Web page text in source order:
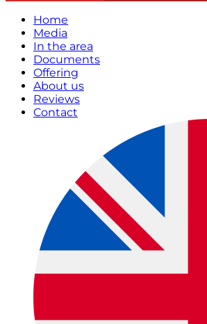
Home
Media
In the area
Documents
Offering
About us
Reviews
Contact